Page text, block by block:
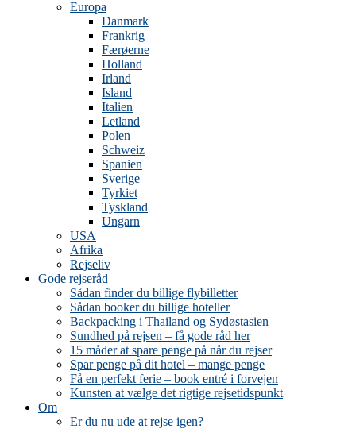
Europa
Danmark
Frankrig
Færøerne
Holland
Irland
Island
Italien
Letland
Polen
Schweiz
Spanien
Sverige
Tyrkiet
Tyskland
Ungarn
USA
Afrika
Rejseliv
Gode rejseråd
Sådan finder du billige flybilletter
Sådan booker du billige hoteller
Backpacking i Thailand og Sydøstasien
Sundhed på rejsen – få gode råd her
15 måder at spare penge på når du rejser
Spar penge på dit hotel – mange penge
Få en perfekt ferie – book entré i forvejen
Kunsten at vælge det rigtige rejsetidspunkt
Om
Er du nu ude at rejse igen?